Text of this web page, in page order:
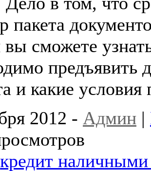
пакета
вы сможете
предъявить
и какие
2012 - Админ |
кредит